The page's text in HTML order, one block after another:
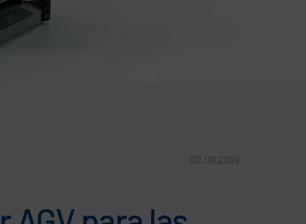
02.09.2019